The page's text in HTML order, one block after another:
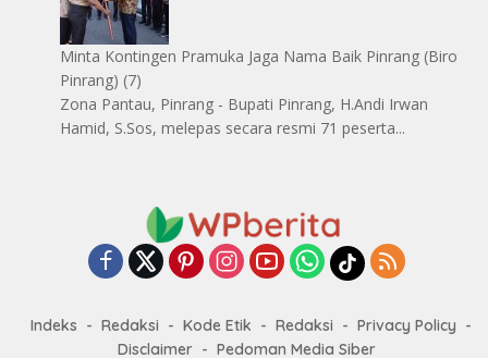
Minta Kontingen Pramuka Jaga Nama Baik Pinrang (Biro
Pinrang) (7)
Zona Pantau, Pinrang - Bupati Pinrang, H.Andi Irwan
Hamid, S.Sos, melepas secara resmi 71 peserta...
Indeks Redaksi Kode Etik Redaksi
Privacy Policy
Disclaimer
Pedoman Media Siber